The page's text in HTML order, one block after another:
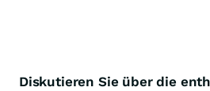
Diskutieren Sie über die